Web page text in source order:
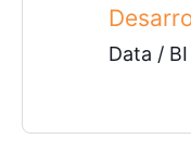
Data / BI